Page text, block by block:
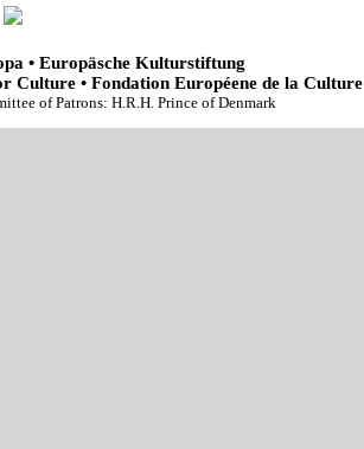
• Europäsche Kulturstiftung
Culture • Fondation Européene de la Culture
of Patrons: H.R.H. Prince of Denmark